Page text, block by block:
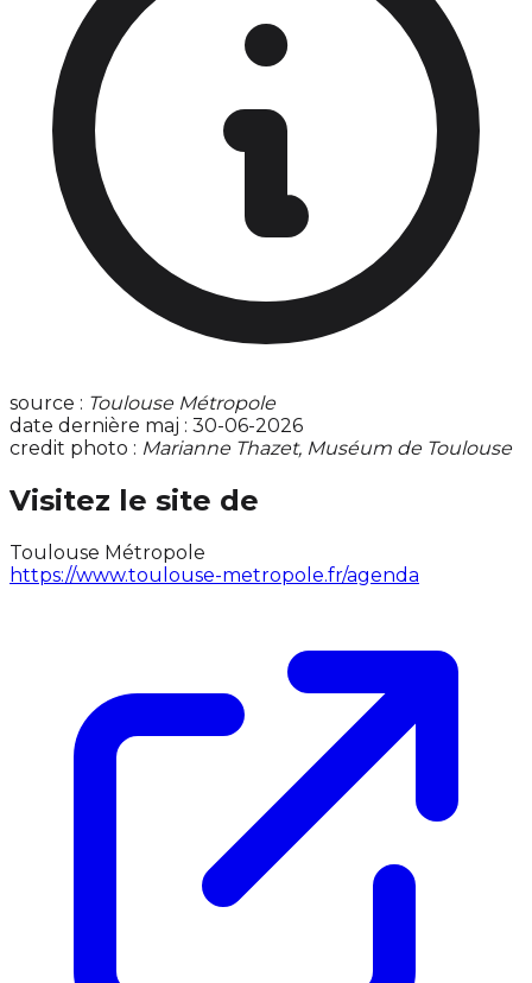
source : Toulouse Métropole
date dernière maj : 30-06-2026
credit photo : Marianne Thazet, Muséum de Toulouse
Visitez le site de
Toulouse Métropole
https://www.toulouse-metropole.fr/agenda